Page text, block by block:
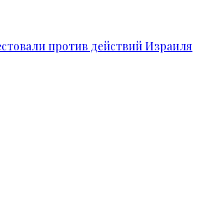
против действий Израиля